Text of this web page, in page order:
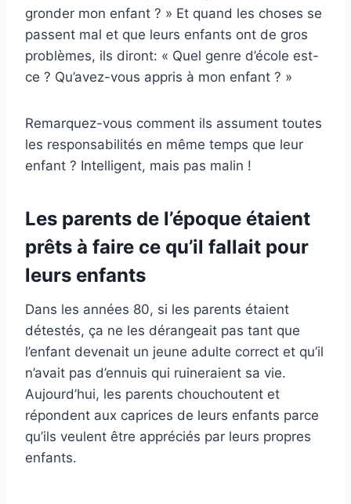
gronder mon enfant ? » Et quand les choses se
passent mal et que leurs enfants ont de gros
problèmes, ils diront: « Quel genre d’école est-
ce ? Qu’avez-vous appris à mon enfant ? »
Remarquez-vous comment ils assument toutes
les responsabilités en même temps que leur
enfant ? Intelligent, mais pas malin !
Les parents de l’époque étaient
prêts à faire ce qu’il fallait pour
leurs enfants
Dans les années 80, si les parents étaient
détestés, ça ne les dérangeait pas tant que
l’enfant devenait un jeune adulte correct et qu’il
n’avait pas d’ennuis qui ruineraient sa vie.
Aujourd’hui, les parents chouchoutent et
répondent aux caprices de leurs enfants parce
qu’ils veulent être appréciés par leurs propres
enfants.